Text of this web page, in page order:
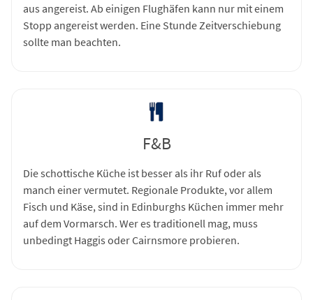
aus angereist. Ab einigen Flughäfen kann nur mit einem
Stopp angereist werden. Eine Stunde Zeitverschiebung
sollte man beachten.
F&B
Die schottische Küche ist besser als ihr Ruf oder als
manch einer vermutet. Regionale Produkte, vor allem
Fisch und Käse, sind in Edinburghs Küchen immer mehr
auf dem Vormarsch. Wer es traditionell mag, muss
unbedingt Haggis oder Cairnsmore probieren.